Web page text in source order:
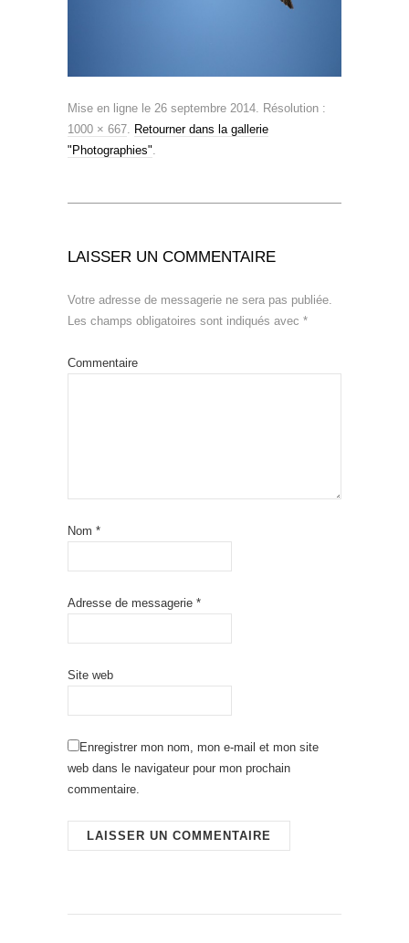
Mise en ligne le 26 septembre 2014 . Résolution :
1000 × 667
Retourner dans la gallerie
"Photographies"
LAISSER UN COMMENTAIRE
Votre adresse de messagerie ne sera pas publiée.
Les champs obligatoires sont indiqués avec *
Commentaire
Nom *
Adresse de messagerie *
Site web
Enregistrer mon nom, mon e-mail et mon site
web dans le navigateur pour mon prochain
commentaire.